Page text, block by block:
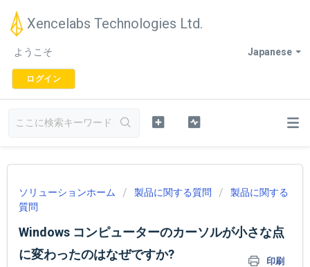
Xencelabs Technologies Ltd.
Japanese
ようこそ
ログイン
ソリューションホーム 製品に関する質問
製品に関する
質問
Windows コンピューターのカーソルが小さな点
に変わったのはなぜですか?
印刷